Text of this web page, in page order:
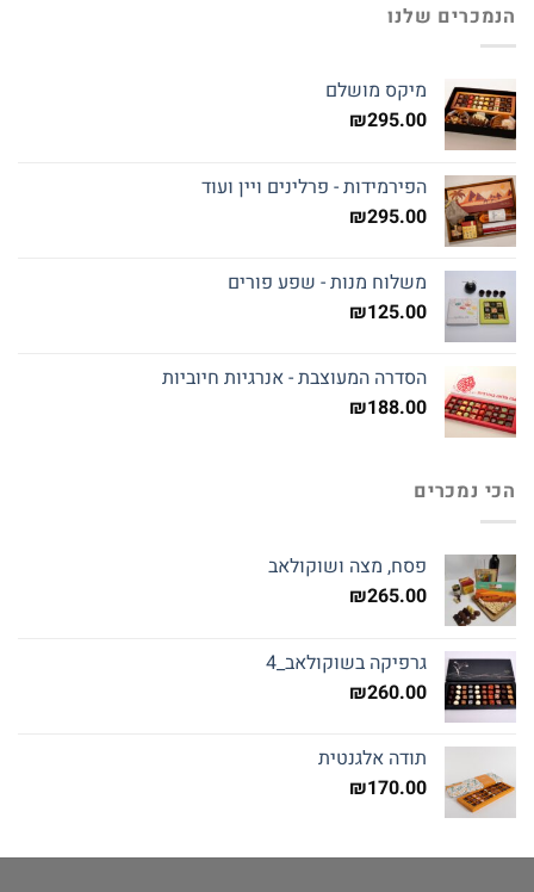
הנמכרים שלנו
מיקס מושלם
₪295.00
הפירמידות - פרלינים ויין ועוד
₪295.00
משלוח מנות - שפע פורים
₪125.00
הסדרה המעוצבת - אנרגיות חיוביות
₪188.00
הכי נמכרים
פסח, מצה ושוקולאב
₪265.00
גרפיקה בשוקולאב_4
₪260.00
תודה אלגנטית
₪170.00